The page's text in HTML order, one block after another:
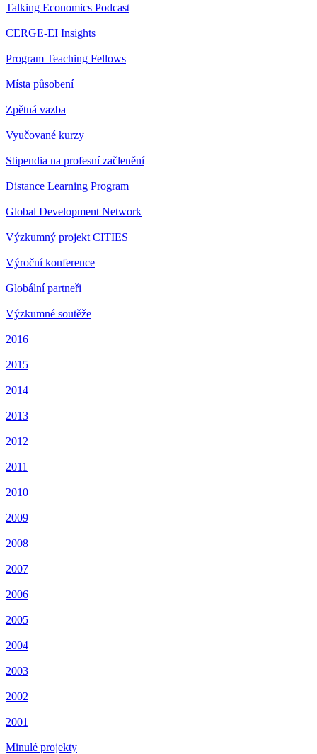
Talking Economics Podcast
CERGE-EI Insights
Program Teaching Fellows
Místa působení
Zpětná vazba
Vyučované kurzy
Stipendia na profesní začlenění
Distance Learning Program
Global Development Network
Výzkumný projekt CITIES
Výroční konference
Globální partneři
Výzkumné soutěže
2016
2015
2014
2013
2012
2011
2010
2009
2008
2007
2006
2005
2004
2003
2002
2001
Minulé projekty